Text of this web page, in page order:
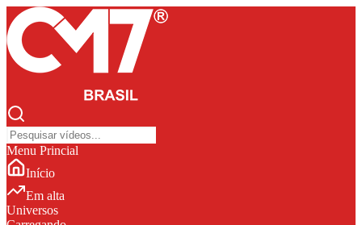
Menu Princial
Início
Em alta
Universos